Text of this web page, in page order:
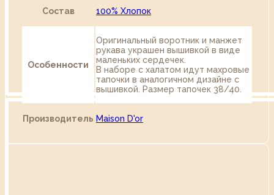
Состав 100% Хлопок
Особенности
Оригинальный воротник и манжет
рукава украшен вышивкой в виде
маленьких сердечек.
В наборе с халатом идут махровые
тапочки в аналогичном дизайне с
вышивкой. Размер тапочек 38/40.
Производитель Maison D'or